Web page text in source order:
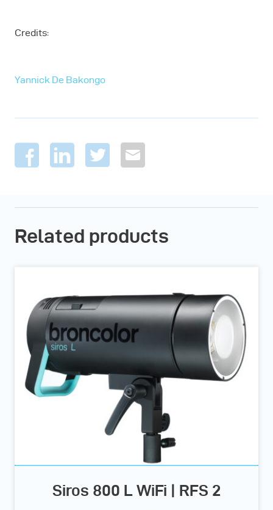
Credits:
Yannick De Bakongo
Related products
Siros 800 L WiFi | RFS 2